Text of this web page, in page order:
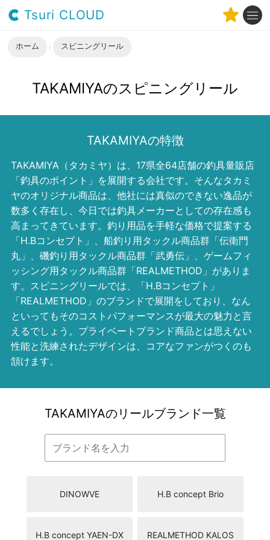
Tsuri CLOUD
ホーム スピニングリール
TAKAMIYAのスピニングリール
TAKAMIYAの特徴
TAKAMIYA（タカミヤ）は、17県全64店舗の釣具量販店
「釣具のポイント」を展開する会社です。そんなタカミ
ヤのオリジナル商品は、他社には真似のできない逸品が
数多く存在し、今日では釣具メーカーとしての存在感も
高まってきています。釣り用品を手軽な価格で提案する
「H.Bコンセプト」、船釣り用タックル商品群「伝衛門
丸」、磯釣り用タックル商品群「武勇伝」、ゲームフィ
ッシング用タックル商品群「REALMETHOD」がありま
す。スピニングリールでは、「H.Bコンセプト」
「REALMETHOD」のブランドで展開をしており、なん
といってもそのコストパフォーマンスが最大の魅力と言
えるでしょう。プライベートブランド商品とは思えない
性能と洗練されたデザインは、コアなファンがつくのも
頷けます。
TAKAMIYAのリールブランド一覧
DINOWVE H.B concept Brio
H.B concept YAEN-DX REALMETHOD KALOS